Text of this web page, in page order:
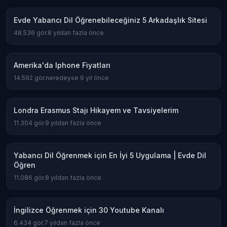
Evde Yabancı Dil Öğrenebileceğiniz 5 Arkadaşlık Sitesi
48.536 gör.8 yıldan fazla önce
Amerika'da Iphone Fiyatları
14.592 gör.neredeyse 9 yıl önce
Londra Erasmus Stajı Hikayem ve Tavsiyelerim
11.304 gör.9 yıldan fazla önce
Yabancı Dil Öğrenmek için En İyi 5 Uygulama | Evde Dil
Öğren
11.086 gör.8 yıldan fazla önce
İngilizce Öğrenmek için 30 Youtube Kanalı
6.434 gör.7 yıldan fazla önce